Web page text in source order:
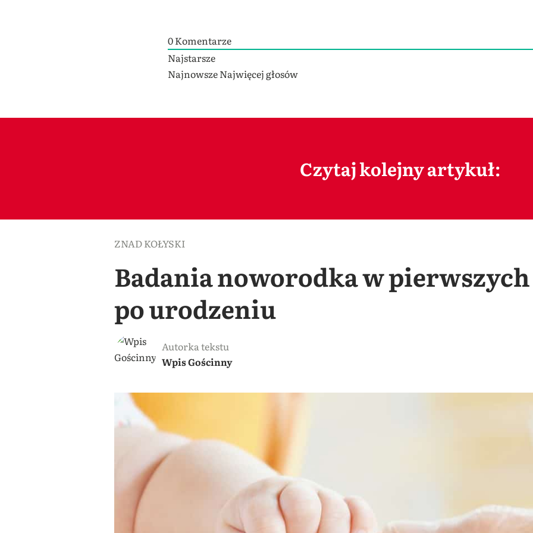
0Komentarze
Najstarsze
NajnowszeNajwięcej głosów
Czytaj kolejny artykuł:
ZNAD KOŁYSKI
Badania noworodka w
po urodzeniu
Autorka tekstu
Wpis Gościnny